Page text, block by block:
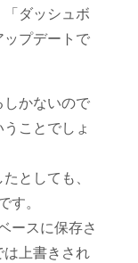
ダッシュボ
ップデートで
しかないので
ことでしょ
としても、
す。
ースに保存さ
は上書きされ